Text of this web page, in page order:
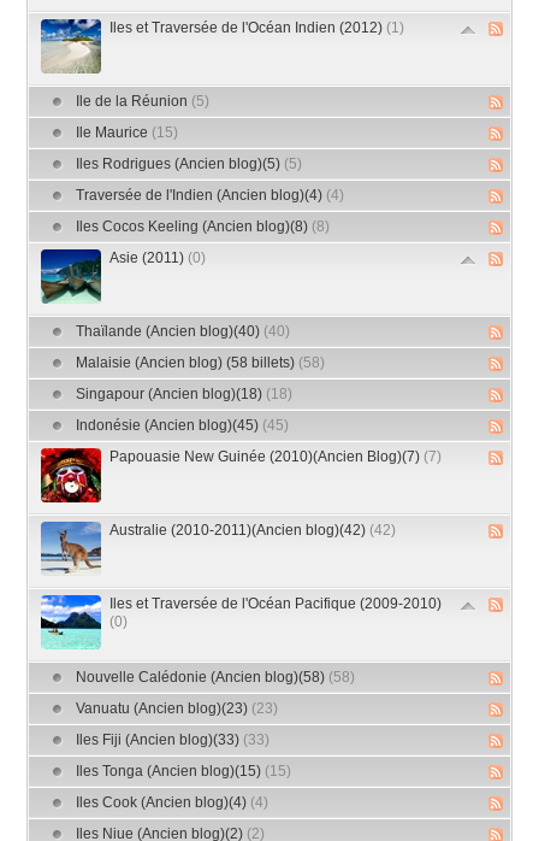
Iles et Traversée de l'Océan Indien (2012) (1)
Ile de la Réunion (5)
Ile Maurice (15)
Iles Rodrigues (Ancien blog)(5) (5)
Traversée de l'Indien (Ancien blog)(4) (4)
Iles Cocos Keeling (Ancien blog)(8) (8)
Asie (2011) (0)
Thaïlande (Ancien blog)(40) (40)
Malaisie (Ancien blog) (58 billets) (58)
Singapour (Ancien blog)(18) (18)
Indonésie (Ancien blog)(45) (45)
Papouasie New Guinée (2010)(Ancien Blog)(7) (7)
Australie (2010-2011)(Ancien blog)(42) (42)
Iles et Traversée de l'Océan Pacifique (2009-2010)
(0)
Nouvelle Calédonie (Ancien blog)(58) (58)
Vanuatu (Ancien blog)(23) (23)
Iles Fiji (Ancien blog)(33) (33)
Iles Tonga (Ancien blog)(15) (15)
Iles Cook (Ancien blog)(4) (4)
Iles Niue (Ancien blog)(2) (2)